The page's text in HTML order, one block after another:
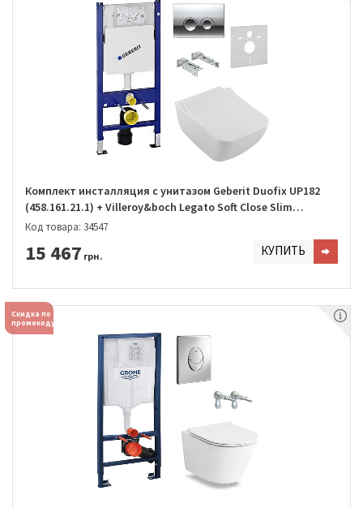
Комплект инсталляция с унитазом Geberit Duofix UP182
(458.161.21.1) + Villeroy&boch Legato Soft Close Slim
DirectFlush (5663RS01)
Код товара: 34547
15 467 грн. КУПИТЬ
Скидка по
промокоду